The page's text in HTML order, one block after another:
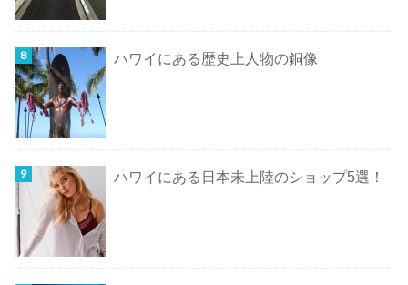
ハワイにある歴史上人物の銅像
ハワイにある日本未上陸のショップ5選！